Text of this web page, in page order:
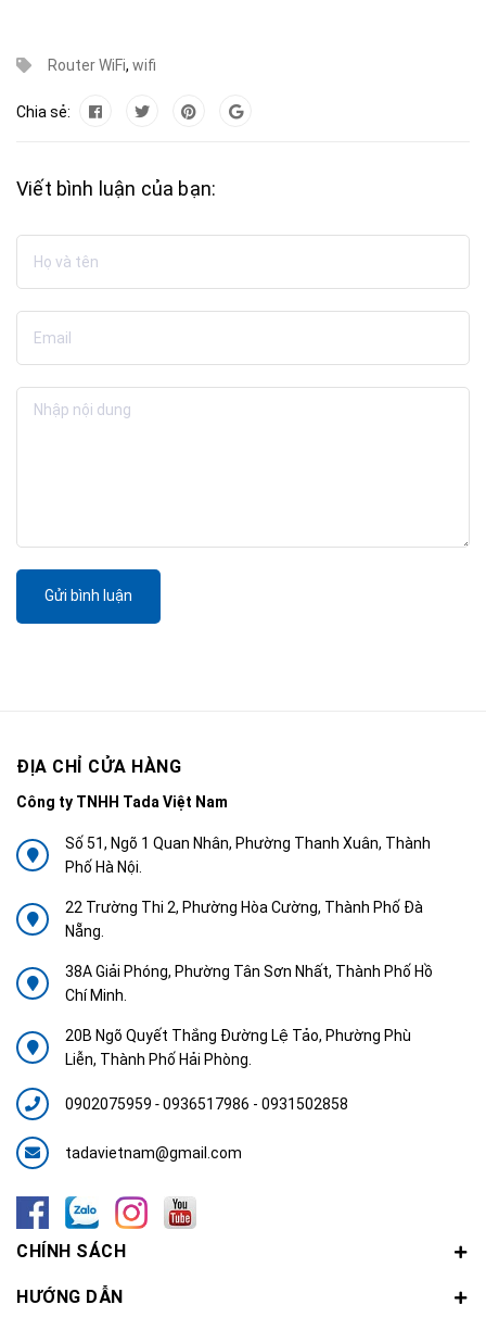
Router WiFi, wifi
Chia sẻ:
Viết bình luận của bạn:
Gửi bình luận
ĐỊA CHỈ CỬA HÀNG
Công ty TNHH Tada Việt Nam
Số 51, Ngõ 1 Quan Nhân, Phường Thanh Xuân, Thành
Phố Hà Nội.
22 Trường Thi 2, Phường Hòa Cường, Thành Phố Đà
Nẵng.
38A Giải Phóng, Phường Tân Sơn Nhất, Thành Phố Hồ
Chí Minh.
20B Ngõ Quyết Thắng Đường Lệ Tảo, Phường Phù
Liễn, Thành Phố Hải Phòng.
0902075959 -0936517986 - 0931502858
tadavietnam@gmail.com
CHÍNH SÁCH
HƯỚNG DẪN